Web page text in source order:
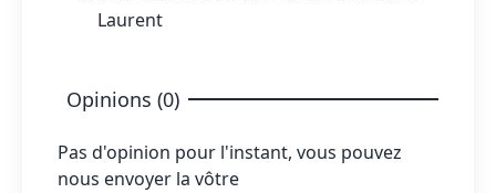
Laurent
Opinions (0)
Pas d'opinion pour l'instant, vous pouvez
nous envoyer la vôtre